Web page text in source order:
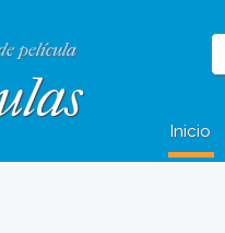
película
Inicio